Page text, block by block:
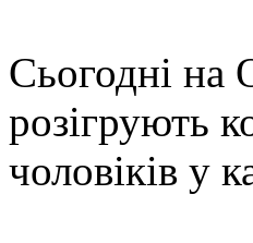
Сьогодні на
розігрують
чоловіків у